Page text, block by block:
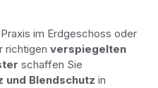
im Erdgeschoss oder
richtigen verspiegelten
schaffen Sie
und Blendschutz in